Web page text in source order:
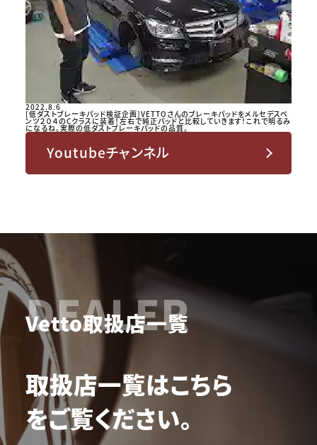
2022.8.6
[低ダストブレーキパッド検証企画]VETTOさんのブレーキパッドをメルセデスベ
ンツ２０４のCクラスに装着！左右で純正パッドと比較していきます！これで明るみ
になるね。実際の低ダストブレーキパッドの品質。
Youtubeチャンネル
DEALER
Vetto取扱店一覧
取扱店一覧はこちら
をご覧ください。